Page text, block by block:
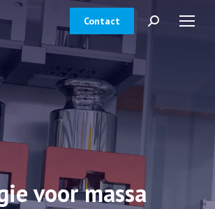
Contact Zoeken:
voor massa